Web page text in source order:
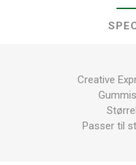
Creative
Passer til